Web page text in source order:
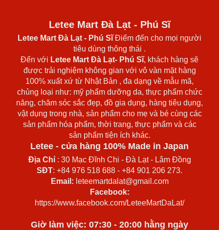
Letee Mart Đà Lạt - Phú Sĩ
Letee Mart Đà Lạt - Phú SĩĐiểm đến cho mọi người
tiêu dùng thông thái .
Đến với Letee Mart Đà Lạt- Phú Sĩ, khách hàng sẽ
được trải nghiệm không gian với vô vàn mặt hàng
100% xuất xứ từ Nhật Bản , đa dạng về mẫu mã,
chủng loại như: mỹ phẩm dưỡng da, thực phẩm chức
năng, chăm sóc sắc đẹp, đồ gia dụng, hàng tiêu dụng,
vật dụng trong nhà, sản phẩm cho mẹ và bé cùng các
sản phẩm hóa phẩm, thời trang, thực phẩm và các
sản phẩm tiện ích khác.
Letee - cửa hàng 100% Made in Japan
Địa Chỉ: 30 Mạc Đĩnh Chi - Đà Lạt - Lâm Đồng
SĐT: +84 976 518 688 - +84 901 206 273.
Email: leteemartdalat@gmail.com
Facebook:
https://www.facebook.com/LeteeMartDaLat/
Giờ làm việc: 07:30 - 20:00 hằng ngày